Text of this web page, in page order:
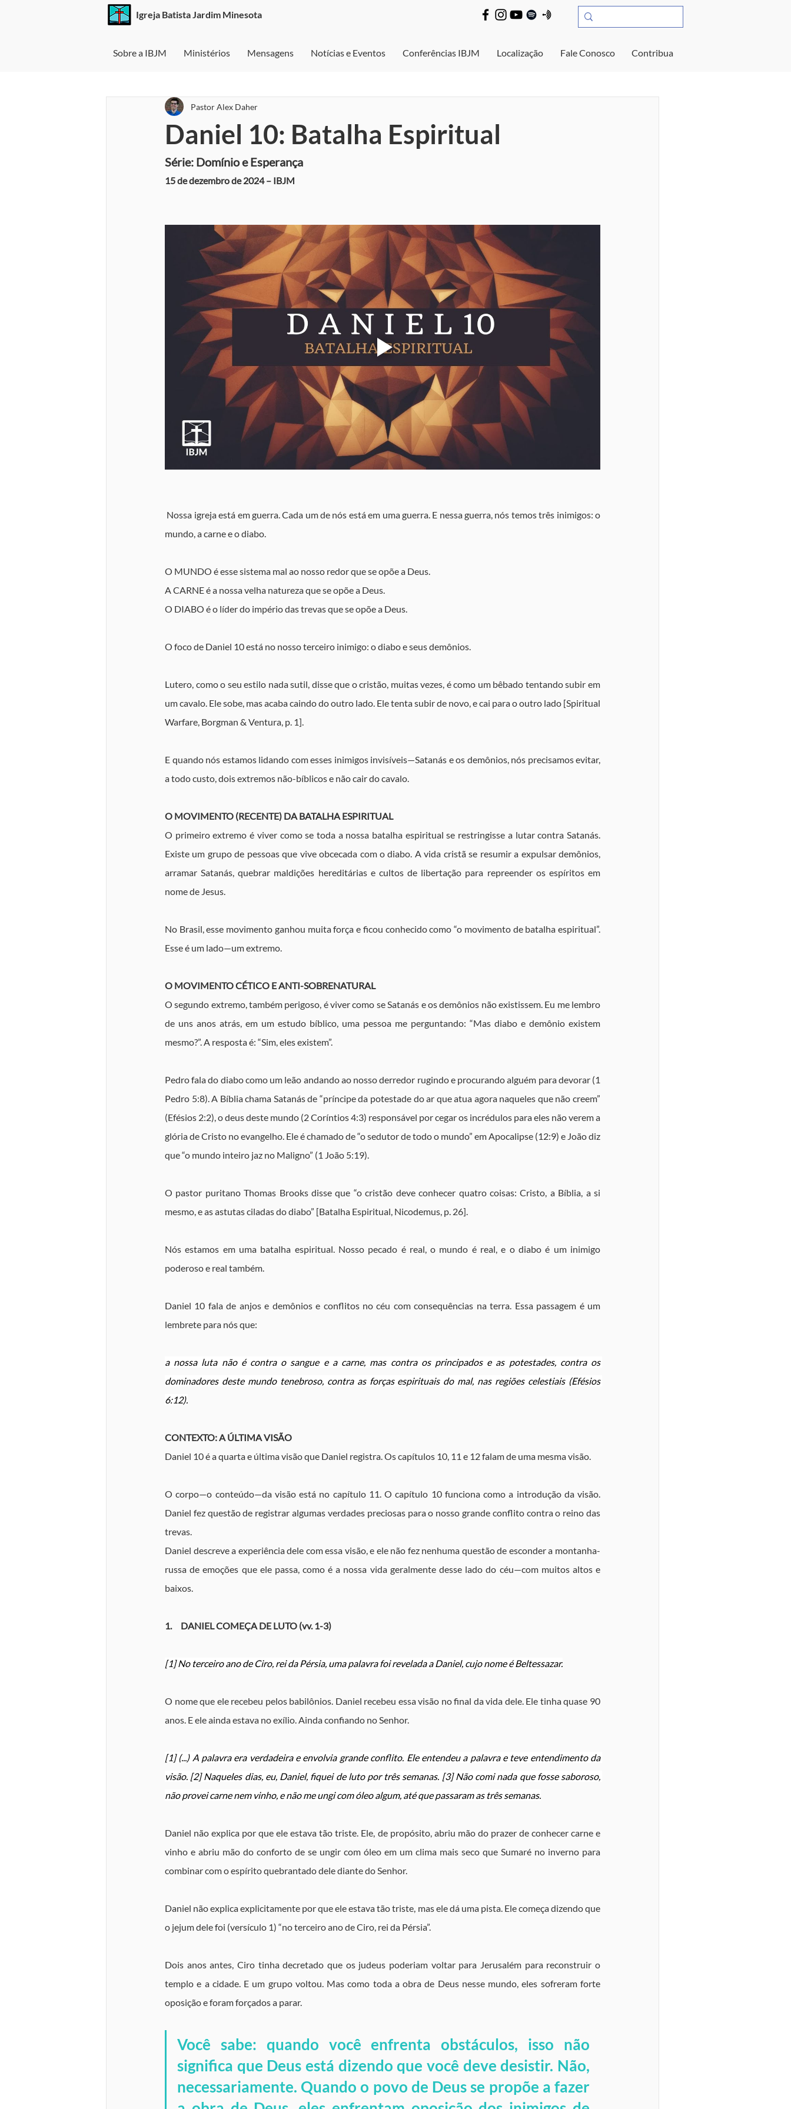
Sobre a IBJM Ministérios Mensagens Notícias e Eventos Conferências IBJM Localização Fale Conosco Contribua
Igreja BatistaJardim Minesota
Daniel 10: Batalha Espiritual
Pastor Alex Daher
Série: Domínio e Esperança
15 de dezembro de 2024 – IBJM
Nossa igreja está em guerra. Cada um de nós está em uma guerra. E nessa guerra, nós temos três inimigos: o
mundo, a carne e o diabo.
O MUNDO é esse sistema mal ao nosso redor que se opõe a Deus.
A CARNE é a nossa velha natureza que se opõe a Deus.
O DIABO é o líder do império das trevas que se opõe a Deus.
O foco de Daniel 10 está no nosso terceiro inimigo: o diabo e seus demônios.
Lutero, como o seu estilo nada sutil, disse que o cristão, muitas vezes, é como um bêbado tentando subir em
um cavalo. Ele sobe, mas acaba caindo do outro lado. Ele tenta subir de novo, e cai para o outro lado [Spiritual
Warfare, Borgman & Ventura, p. 1].
E quando nós estamos lidando com esses inimigos invisíveis—Satanás e os demônios, nós precisamos evitar,
a todo custo, dois extremos não-bíblicos e não cair do cavalo.
O MOVIMENTO (RECENTE) DA BATALHA ESPIRITUAL
O primeiro extremo é viver como se toda a nossa batalha espiritual se restringisse a lutar contra Satanás.
Existe um grupo de pessoas que vive obcecada com o diabo. A vida cristã se resumir a expulsar demônios,
arramar Satanás, quebrar maldições hereditárias e cultos de libertação para repreender os espíritos em
nome de Jesus.
No Brasil, esse movimento ganhou muita força e ficou conhecido como “o movimento de batalha espiritual”.
Esse é um lado—um extremo.
O MOVIMENTO CÉTICO E ANTI-SOBRENATURAL
O segundo extremo, também perigoso, é viver como se Satanás e os demônios não existissem. Eu me lembro
de uns anos atrás, em um estudo bíblico, uma pessoa me perguntando: “Mas diabo e demônio existem
mesmo?”. A resposta é: “Sim, eles existem”.
Pedro fala do diabo como um leão andando ao nosso derredor rugindo e procurando alguém para devorar (1
Pedro 5:8). A Bíblia chama Satanás de “príncipe da potestade do ar que atua agora naqueles que não creem”
(Efésios 2:2), o deus deste mundo (2 Coríntios 4:3) responsável por cegar os incrédulos para eles não verem a
glória de Cristo no evangelho. Ele é chamado de “o sedutor de todo o mundo” em Apocalipse (12:9) e João diz
que “o mundo inteiro jaz no Maligno” (1 João 5:19).
O pastor puritano Thomas Brooks disse que “o cristão deve conhecer quatro coisas: Cristo, a Bíblia, a si
mesmo, e as astutas ciladas do diabo” [Batalha Espiritual, Nicodemus, p. 26].
Nós estamos em uma batalha espiritual. Nosso pecado é real, o mundo é real, e o diabo é um inimigo
poderoso e real também.
Daniel 10 fala de anjos e demônios e conflitos no céu com consequências na terra. Essa passagem é um
lembrete para nós que:
a nossa luta não é contra o sangue e a carne, mas contra os principados e as potestades, contra os
dominadores deste mundo tenebroso, contra as forças espirituais do mal, nas regiões celestiais (Efésios
6:12).
CONTEXTO: A ÚLTIMA VISÃO
Daniel 10 é a quarta e última visão que Daniel registra. Os capítulos 10, 11 e 12 falam de uma mesma visão.
O corpo—o conteúdo—da visão está no capítulo 11. O capítulo 10 funciona como a introdução da visão.
Daniel fez questão de registrar algumas verdades preciosas para o nosso grande conflito contra o reino das
trevas.
Daniel descreve a experiência dele com essa visão, e ele não fez nenhuma questão de esconder a montanha-
russa de emoções que ele passa, como é a nossa vida geralmente desse lado do céu—com muitos altos e
baixos.
1.     DANIEL COMEÇA DE LUTO (vv. 1-3)
[1] No terceiro ano de Ciro, rei da Pérsia, uma palavra foi revelada a Daniel, cujo nome é Beltessazar.
O nome que ele recebeu pelos babilônios. Daniel recebeu essa visão no final da vida dele. Ele tinha quase 90
anos. E ele ainda estava no exílio. Ainda confiando no Senhor.
[1] (...) A palavra era verdadeira e envolvia grande conflito. Ele entendeu a palavra e teve entendimento da
visão. [2] Naqueles dias, eu, Daniel, fiquei de luto por três semanas. [3] Não comi nada que fosse saboroso,
não provei carne nem vinho, e não me ungi com óleo algum, até que passaram as três semanas.
Daniel não explica por que ele estava tão triste. Ele, de propósito, abriu mão do prazer de conhecer carne e
vinho e abriu mão do conforto de se ungir com óleo em um clima mais seco que Sumaré no inverno para
combinar com o espírito quebrantado dele diante do Senhor.
Daniel não explica explicitamente por que ele estava tão triste, mas ele dá uma pista. Ele começa dizendo que
o jejum dele foi (versículo 1) “no terceiro ano de Ciro, rei da Pérsia”.
Dois anos antes, Ciro tinha decretado que os judeus poderiam voltar para Jerusalém para reconstruir o
templo e a cidade. E um grupo voltou. Mas como toda a obra de Deus nesse mundo, eles sofreram forte
oposição e foram forçados a parar.
Você sabe: quando você enfrenta obstáculos, isso não
significa que Deus está dizendo que você deve desistir. Não,
necessariamente. Quando o povo de Deus se propõe a fazer